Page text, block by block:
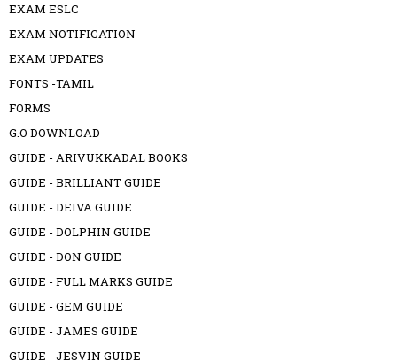
EXAM ESLC
EXAM NOTIFICATION
EXAM UPDATES
FONTS -TAMIL
FORMS
G.O DOWNLOAD
GUIDE - ARIVUKKADAL BOOKS
GUIDE - BRILLIANT GUIDE
GUIDE - DEIVA GUIDE
GUIDE - DOLPHIN GUIDE
GUIDE - DON GUIDE
GUIDE - FULL MARKS GUIDE
GUIDE - GEM GUIDE
GUIDE - JAMES GUIDE
GUIDE - JESVIN GUIDE